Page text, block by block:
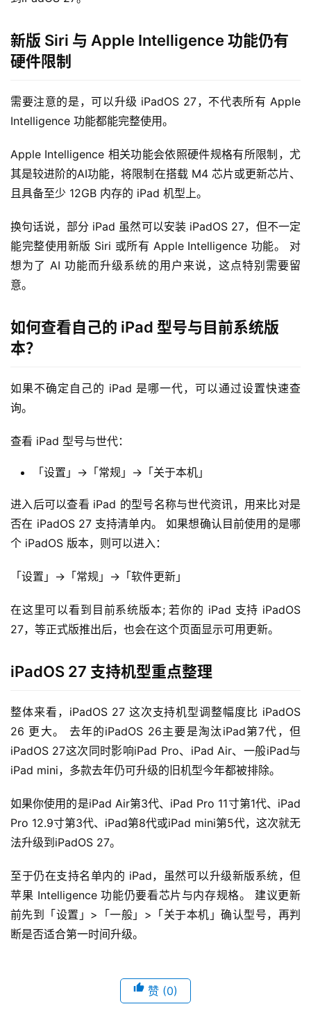
新版 Siri 与 Apple Intelligence 功能仍有
硬件限制
需要注意的是，可以升级 iPadOS 27，不代表所有 Apple
Intelligence 功能都能完整使用。
Apple Intelligence 相关功能会依照硬件规格有所限制，尤
其是较进阶的AI功能，将限制在搭载 M4 芯片或更新芯片、
且具备至少 12GB 内存的 iPad 机型上。
换句话说，部分 iPad 虽然可以安装 iPadOS 27，但不一定
能完整使用新版 Siri 或所有 Apple Intelligence 功能。 对
想为了 AI 功能而升级系统的用户来说，这点特别需要留
意。
如何查看自己的 iPad 型号与目前系统版
本？
如果不确定自己的 iPad 是哪一代，可以通过设置快速查
询。
查看 iPad 型号与世代：
「设置」→「常规」→「关于本机」
进入后可以查看 iPad 的型号名称与世代资讯，用来比对是
否在 iPadOS 27 支持清单内。 如果想确认目前使用的是哪
个 iPadOS 版本，则可以进入：
「设置」→「常规」→「软件更新」
在这里可以看到目前系统版本; 若你的 iPad 支持 iPadOS
27，等正式版推出后，也会在这个页面显示可用更新。
iPadOS 27 支持机型重点整理
整体来看，iPadOS 27 这次支持机型调整幅度比 iPadOS
26 更大。 去年的iPadOS 26主要是淘汰iPad第7代，但
iPadOS 27这次同时影响iPad Pro、iPad Air、一般iPad与
iPad mini，多款去年仍可升级的旧机型今年都被排除。
如果你使用的是iPad Air第3代、iPad Pro 11寸第1代、iPad
Pro 12.9寸第3代、iPad第8代或iPad mini第5代，这次就无
法升级到iPadOS 27。
至于仍在支持名单内的 iPad，虽然可以升级新版系统，但
苹果 Intelligence 功能仍要看芯片与内存规格。 建议更新
前先到「设置」>「一般」>「关于本机」确认型号，再判
断是否适合第一时间升级。
赞 (0)